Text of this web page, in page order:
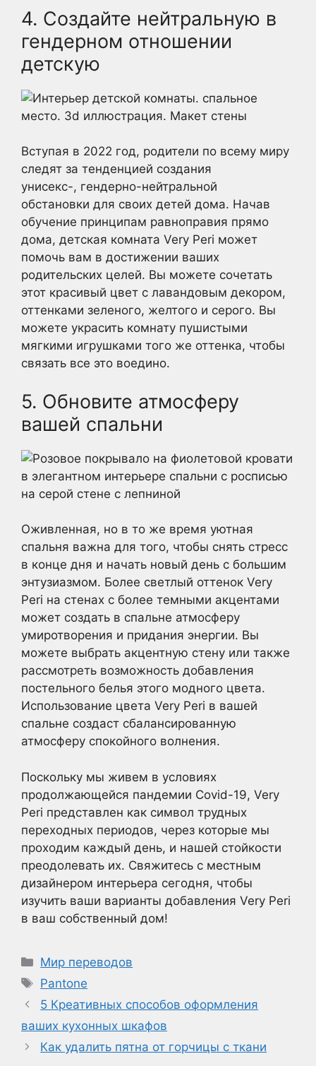
4. Создайте нейтральную в
гендерном отношении
детскую
Вступая в 2022 год, родители по всему миру
следят за тенденцией создания
унисекс-, гендерно-нейтральной
обстановки для своих детей дома. Начав
обучение принципам равноправия прямо
дома, детская комната Very Peri может
помочь вам в достижении ваших
родительских целей. Вы можете сочетать
этот красивый цвет с лавандовым декором,
оттенками зеленого, желтого и серого. Вы
можете украсить комнату пушистыми
мягкими игрушками того же оттенка, чтобы
связать все это воедино.
5. Обновите атмосферу
вашей спальни
Оживленная, но в то же время уютная
спальня важна для того, чтобы снять стресс
в конце дня и начать новый день с большим
энтузиазмом. Более светлый оттенок Very
Peri на стенах с более темными акцентами
может создать в спальне атмосферу
умиротворения и придания энергии. Вы
можете выбрать акцентную стену или также
рассмотреть возможность добавления
постельного белья этого модного цвета.
Использование цвета Very Peri в вашей
спальне создаст сбалансированную
атмосферу спокойного волнения.
Поскольку мы живем в условиях
продолжающейся пандемии Covid-19, Very
Peri представлен как символ трудных
переходных периодов, через которые мы
проходим каждый день, и нашей стойкости
преодолевать их. Свяжитесь с местным
дизайнером интерьера сегодня, чтобы
изучить ваши варианты добавления Very Peri
в ваш собственный дом!
Рубрики
Мир переводов
Метки
Pantone
5 Креативных способов оформления
ваших кухонных шкафов
Как удалить пятна от горчицы с ткани